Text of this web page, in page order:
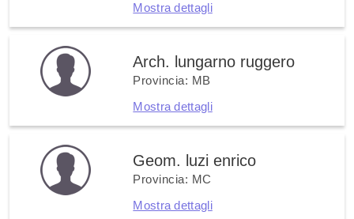
Mostra dettagli
Arch. lungarno ruggero
Provincia: MB
Mostra dettagli
Geom. luzi enrico
Provincia: MC
Mostra dettagli